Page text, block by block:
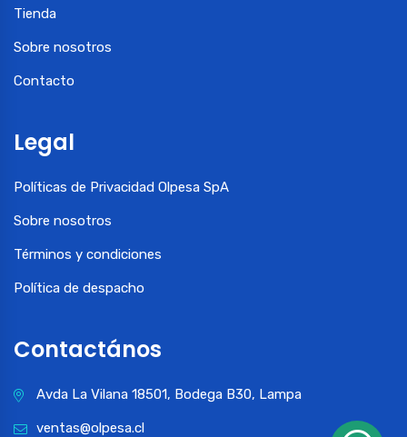
Tienda
Sobre nosotros
Contacto
Legal
Políticas de Privacidad Olpesa SpA
Sobre nosotros
Términos y condiciones
Política de despacho
Contactános
Avda La Vilana 18501, Bodega B30, Lampa
ventas@olpesa.cl